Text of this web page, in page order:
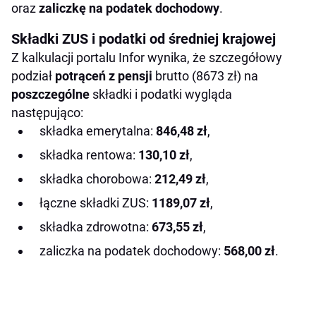
orazzaliczkę na podatek dochodowy.
Składki ZUS i podatki od średniej krajowej
Z kalkulacji portalu Infor wynika, że szczegółowy
podział potrąceń z pensji brutto (8673 zł) na
poszczególne składki i podatki wygląda
następująco:
składka emerytalna: 846,48 zł,
składka rentowa: 130,10 zł,
składka chorobowa: 212,49 zł,
łączne składki ZUS: 1189,07 zł,
składka zdrowotna: 673,55 zł,
zaliczka na podatek dochodowy: 568,00 zł.